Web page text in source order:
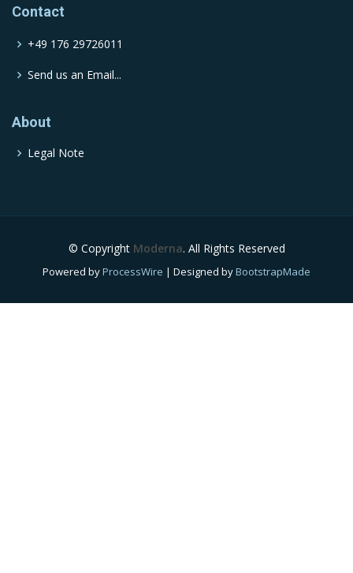
Contact
+49 176 29726011
Send us an Email...
About
Legal Note
© Copyright Moderna. All Rights Reserved
Powered byProcessWire | Designed byBootstrapMade